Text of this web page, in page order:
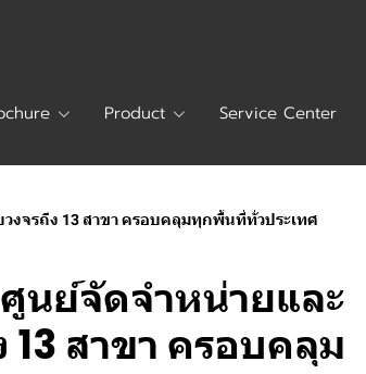
Product Service Center
งจรถึง 13 สาขา ครอบคลุมทุกพื้นที่ทั่วประเทศ
นย์จัดจำหน่ายและ
สาขา ครอบคลุม